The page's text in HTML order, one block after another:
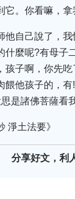
。你看嘛，
他自己說了，
什麼呢?有母
孩子啊，你先
他孩子的，
是諸佛菩薩看
土法要》
分享好文，利